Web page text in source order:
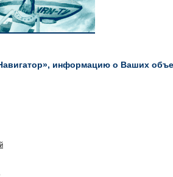
информацию о Ваших